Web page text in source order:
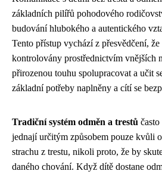
základních pilířů pohodového
budování hlubokého a autentického
Tento přístup vychází z přesvědčení,
kontrolovány prostřednictvím vnějších
přirozenou touhu spolupracovat a učit
základní potřeby naplněny a cítí se
Tradiční systém odměn a trestů
jednají určitým způsobem pouze kvůli
strachu z trestu, nikoli proto, že by
daného chování. Když dítě dostane